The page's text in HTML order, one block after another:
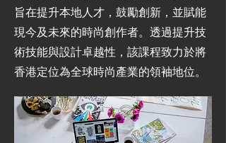
旨在提升本地人才，鼓勵創新，並賦能
現今及未來的時尚創作者。透過提升技
術技能與設計卓越性，該課程致力於將
香港定位為全球時尚產業的領袖地位。